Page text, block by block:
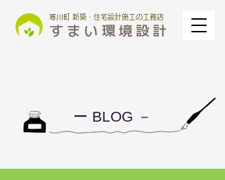
寒川町 新築・住宅設計施工の工務店
ー BLOG －